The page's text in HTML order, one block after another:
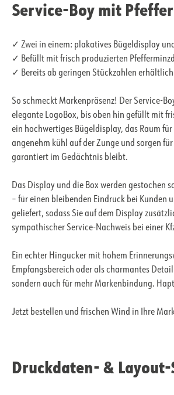
Service-Boy mit
✓ Zwei in einem: plakatives Bügeldisplay
✓ Befüllt mit frisch produzierten
✓ Bereits ab geringen Stückzahlen
So schmeckt Markenpräsenz! Der Service-
elegante LogoBox, bis oben hin gefüllt mit
ein hochwertiges Bügeldisplay, das Raum
angenehm kühl auf der Zunge und sorgen
garantiert im Gedächtnis bleibt.
Das Display und die Box werden gestochen
– für einen bleibenden Eindruck bei Kunden
geliefert, sodass Sie auf dem Display
sympathischer Service-Nachweis bei einer
Ein echter Hingucker mit hohem
Empfangsbereich oder als charmantes
sondern auch für mehr Markenbindung.
Jetzt bestellen und frischen Wind in Ihre
Druckdaten- &